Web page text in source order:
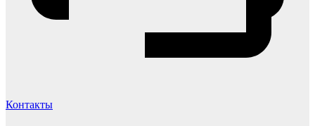
Контакты